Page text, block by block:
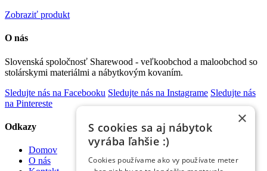
Zobraziť produkt
O nás
Slovenská spoločnosť Sharewood - veľkoobchod a maloobchod so
stolárskymi materiálmi a nábytkovým kovaním.
Sledujte nás na Facebooku Sledujte nás na Instagrame Sledujte nás
na Pintereste
Odkazy
Domov
O nás
×
S cookies sa aj nábytok
vyrába ľahšie :)
Cookies používame ako vy používate meter